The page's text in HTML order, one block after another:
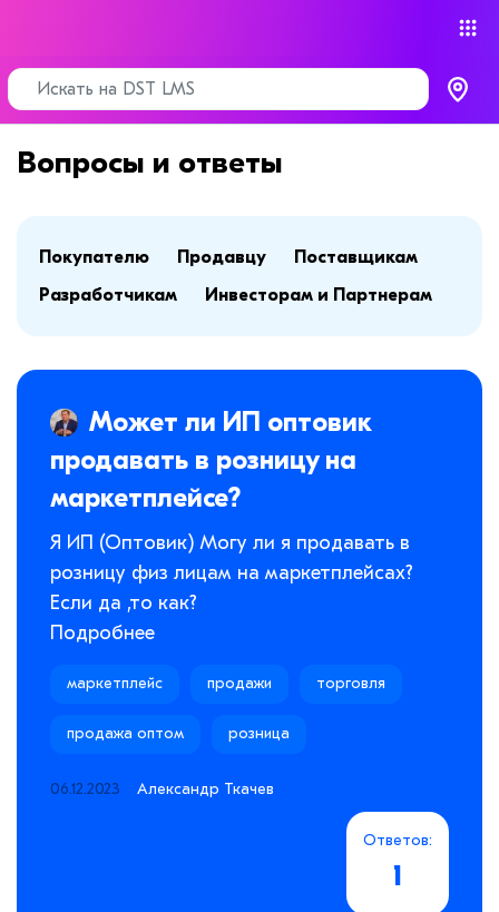
Вопросы и ответы
Покупателю Продавцу
Поставщикам
Разработчикам
Инвесторам и Партнерам
Может ли ИП оптовик
продавать в розницу на
маркетплейсе?
Я ИП (Оптовик) Могу ли я продавать в
розницу физ лицам на маркетплейсах?
Если да ,то как?
Подробнее
маркетплейс продажи торговля
продажа оптом розница
06.12.2023 Александр Ткачев
Ответов:
1